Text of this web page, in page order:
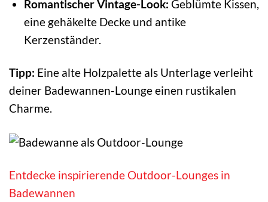
Romantischer Vintage-Look: Geblümte Kissen,
eine gehäkelte Decke und antike
Kerzenständer.
Tipp: Eine alte Holzpalette als Unterlage verleiht
deiner Badewannen-Lounge einen rustikalen
Charme.
Entdecke inspirierende Outdoor-Lounges in
Badewannen